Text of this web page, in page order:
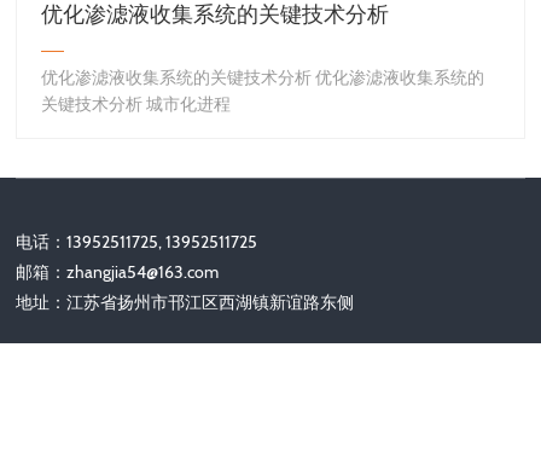
优化渗滤液收集系统的关键技术分析
优化渗滤液收集系统的关键技术分析 优化渗滤液收集系统的
关键技术分析 城市化进程
电话：13952511725, 13952511725
邮箱：zhangjia54@163.com
地址：江苏省扬州市邗江区西湖镇新谊路东侧